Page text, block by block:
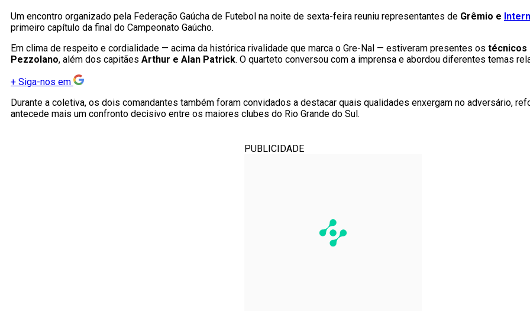
Um encontro organizado pela Federação Gaúcha de Futebol na noite de sexta-feira reuniu representantes de Grêmio e
primeiro capítulo da final do Campeonato Gaúcho.
Em clima de respeito e cordialidade — acima da histórica rivalidade que marca o Gre-Nal — estiveram presentes os técnicos
Pezzolano, além dos capitães Arthur e Alan Patrick. O quarteto conversou com a imprensa e abordou diferentes temas
+ Siga-nos em
Durante a coletiva, os dois comandantes também foram convidados a destacar quais qualidades enxergam no adversário,
antecede mais um confronto decisivo entre os maiores clubes do Rio Grande do Sul.
PUBLICIDADE